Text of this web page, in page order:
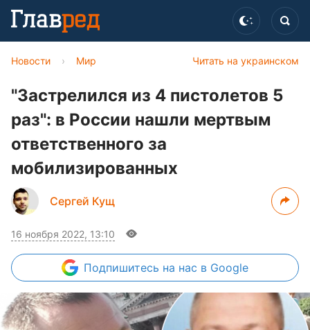
Читать на украинском
Новости › Мир
"Застрелился из 4 пистолетов 5
раз": в России нашли мертвым
ответственного за
мобилизированных
Сергей Кущ
16 ноября 2022, 13:10
Подпишитесь на нас в Google